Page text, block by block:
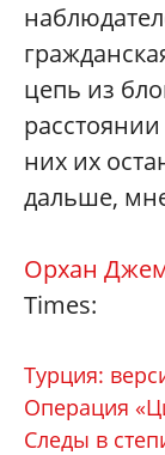
цепь из
них их
дальше,
Орхан
Times:
Турция:
Операция
Следы в